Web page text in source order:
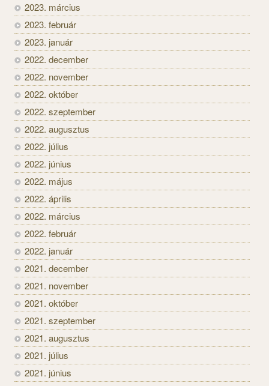
2023. március
2023. február
2023. január
2022. december
2022. november
2022. október
2022. szeptember
2022. augusztus
2022. július
2022. június
2022. május
2022. április
2022. március
2022. február
2022. január
2021. december
2021. november
2021. október
2021. szeptember
2021. augusztus
2021. július
2021. június